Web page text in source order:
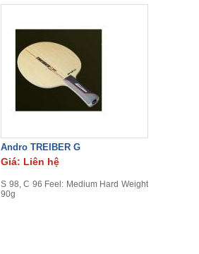
Andro TREIBER G
Giá: Liên hệ
S 98, C 96 Feel: Medium Hard Weight
90g